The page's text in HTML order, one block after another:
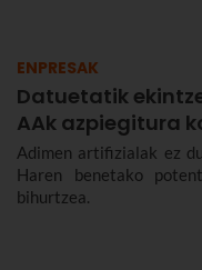
ENPRESAK
Datuetatik
AAk azpiegitura
Adimen artifizialak ez
Haren benetako
bihurtzea.